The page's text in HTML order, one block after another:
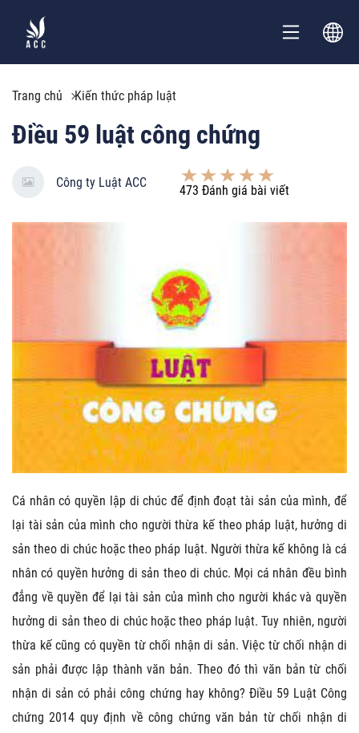
Trang chủ Kiến thức pháp luật
Điều 59 luật công chứng
Công ty Luật ACC
473 Đánh giá bài viết
Cá nhân có quyền lập di chúc để định đoạt tài sản của mình, để
lại tài sản của mình cho người thừa kế theo pháp luật, hưởng di
sản theo di chúc hoặc theo pháp luật. Người thừa kế không là cá
nhân có quyền hưởng di sản theo di chúc. Mọi cá nhân đều bình
đẳng về quyền để lại tài sản của mình cho người khác và quyền
hưởng di sản theo di chúc hoặc theo pháp luật. Tuy nhiên, người
thừa kế cũng có quyền từ chối nhận di sản. Việc từ chối nhận di
sản phải được lập thành văn bản. Theo đó thì văn bản từ chối
nhận di sản có phải công chứng hay không? Điều 59 Luật Công
chứng 2014 quy định về công chứng văn bản từ chối nhận di